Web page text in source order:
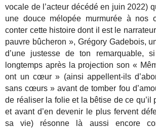
vocale de l’acteur décédé en juin 2022)
une douce mélopée murmurée à nos
conter cette histoire dont il est le
pauvre bûcheron », Grégory Gadebois,
d’une justesse de ton remarquable,
longtemps après la projection son «
ont un cœur » (ainsi appellent-ils
sans cœurs » avant de tomber fou
de réaliser la folie et la bêtise de ce qu’il
et avant d’en devenir le plus fervent
sa vie) résonne là aussi encore